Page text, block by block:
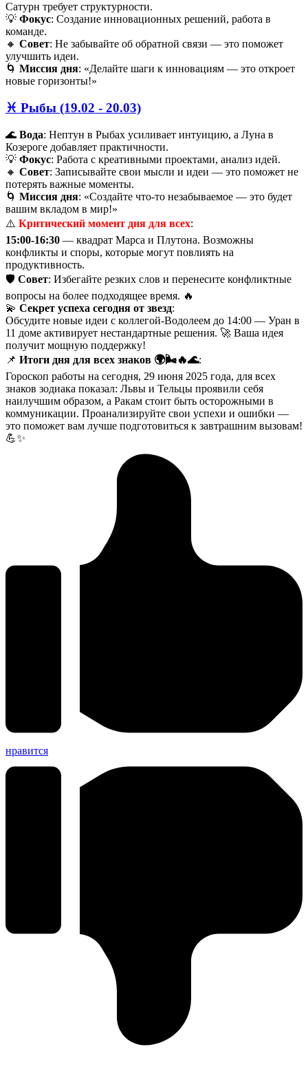
Сатурн требует структурности.
💡 Фокус: Создание инновационных решений, работа в
команде.
🔸 Совет: Не забывайте об обратной связи — это поможет
улучшить идеи.
🌀 Миссия дня: «Делайте шаги к инновациям — это откроет
новые горизонты!»
♓️ Рыбы (19.02 - 20.03)
🌊 Вода: Нептун в Рыбах усиливает интуицию, а Луна в
Козероге добавляет практичности.
💡 Фокус: Работа с креативными проектами, анализ идей.
🔸 Совет: Записывайте свои мысли и идеи — это поможет не
потерять важные моменты.
🌀 Миссия дня: «Создайте что-то незабываемое — это будет
вашим вкладом в мир!»
⚠️ Критический момент дня для всех:
15:00-16:30 — квадрат Марса и Плутона. Возможны
конфликты и споры, которые могут повлиять на
продуктивность.
🛡️ Совет: Избегайте резких слов и перенесите конфликтные
вопросы на более подходящее время. 🔥
💫 Секрет успеха сегодня от звезд:
Обсудите новые идеи с коллегой-Водолеем до 14:00 — Уран в
11 доме активирует нестандартные решения. 🚀 Ваша идея
получит мощную поддержку!
📌 Итоги дня для всех знаков 🌍🌬️🔥🌊:
Гороскоп работы на сегодня, 29 июня 2025 года, для всех
знаков зодиака показал: Львы и Тельцы проявили себя
наилучшим образом, а Ракам стоит быть осторожными в
коммуникации. Проанализируйте свои успехи и ошибки —
это поможет вам лучше подготовиться к завтрашним вызовам!
💪✨
нравится